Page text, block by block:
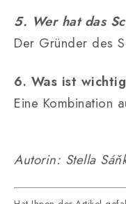
5. Wer hat das
Der Gründer des
6. Was ist
Eine Kombination
Autorin: Stella